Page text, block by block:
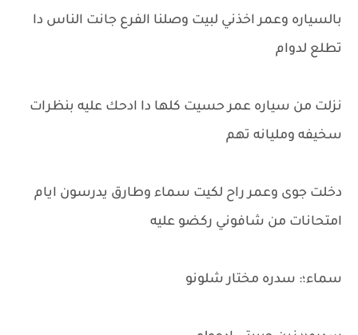
بالسياره وعمر اخذني لبيت وصلنا الفرع جانت الناس دا
تطلع لدوام
نزلت من سياره عمر حسيت كلها دا ادحك عليه بنظرات
سخيفه ومليانه تهم
دخلت جوى وعمر راح لكيت سماء وطارق يدرسون ايام
امتحانات من شافوني ركضو عليه
سماء؛: سدره مختار شلونو